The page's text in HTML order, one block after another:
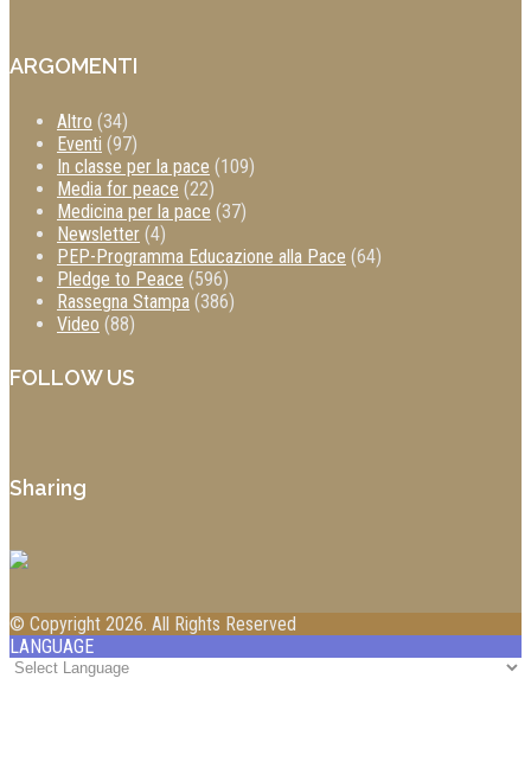
ARGOMENTI
Altro (34)
Eventi (97)
In classe per la pace (109)
Media for peace (22)
Medicina per la pace (37)
Newsletter (4)
PEP-Programma Educazione alla Pace (64)
Pledge to Peace (596)
Rassegna Stampa (386)
Video (88)
FOLLOW US
Sharing
© Copyright 2026. All Rights Reserved
LANGUAGE